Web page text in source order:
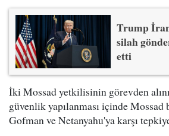
Trump
silah
etti
İki Mossad yetkilisinin görevden
güvenlik yapılanması içinde Mossad
Gofman ve Netanyahu'ya karşı